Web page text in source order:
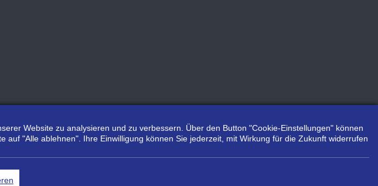
Preisempfehlung des Herstellers/Lieferanten.
Website zu analysieren und zu verbessern. Über den Button "Cookie-Einstellungen" können
"Alle ablehnen". Ihre Einwilligung können Sie jederzeit, mit Wirkung für die Zukunft widerrufen